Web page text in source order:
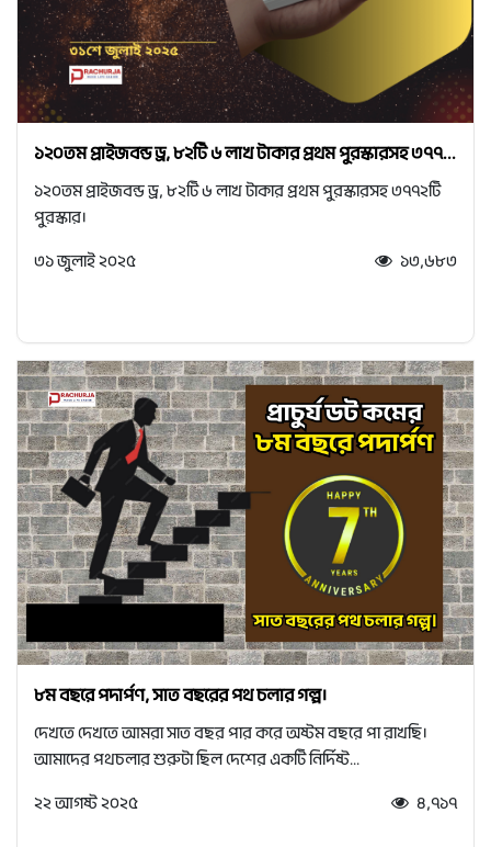
১২০তম প্রাইজবন্ড ড্র, ৮২টি ৬ লাখ টাকার প্রথম পুরস্কারসহ ৩৭৭...
১২০তম প্রাইজবন্ড ড্র, ৮২টি ৬ লাখ টাকার প্রথম পুরস্কারসহ ৩৭৭২টি
পুরস্কার।
৩১ জুলাই ২০২৫
১৩,৬৮৩
৮ম বছরে পদার্পণ, সাত বছরের পথ চলার গল্প।
দেখতে দেখতে আমরা সাত বছর পার করে অষ্টম বছরে পা রাখছি।
আমাদের পথচলার শুরুটা ছিল দেশের একটি নির্দিষ্ট...
২২ আগষ্ট ২০২৫
৪,৭১৭